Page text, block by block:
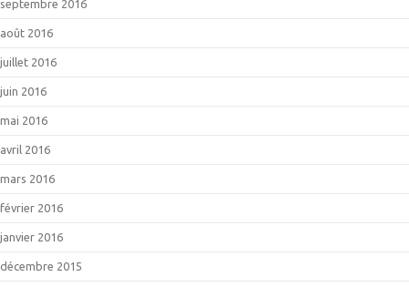
septembre 2016
août 2016
juillet 2016
juin 2016
mai 2016
avril 2016
mars 2016
février 2016
janvier 2016
décembre 2015